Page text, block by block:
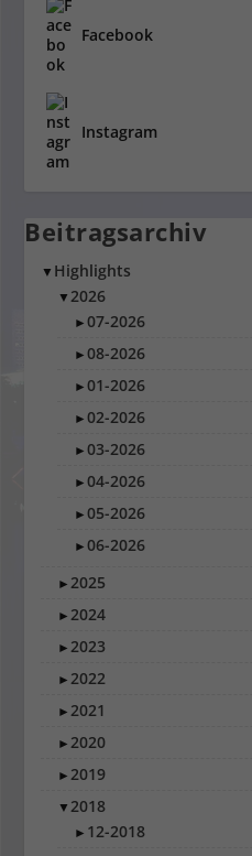
Facebook
Instagram
Beitragsarchiv
▼ Highlights
▼2026
►07-2026
►08-2026
►01-2026
►02-2026
►03-2026
►04-2026
►05-2026
►06-2026
►2025
►2024
►2023
►2022
►2021
►2020
►2019
▼2018
► 12-2018